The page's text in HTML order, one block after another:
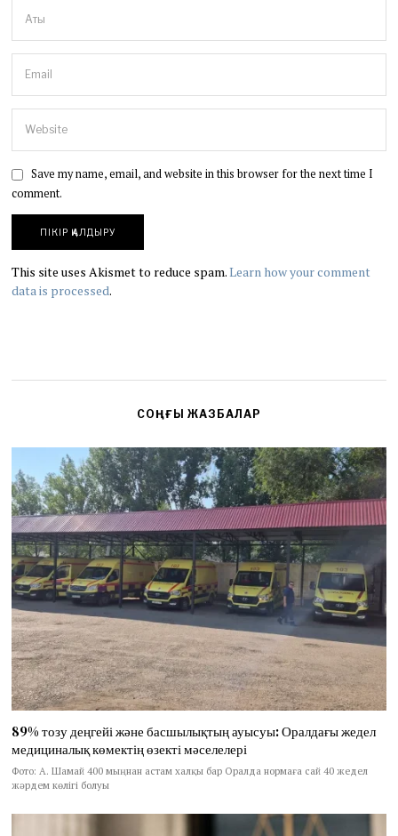
Save my name, email, and website in this browser for the next time I
comment.
This site uses Akismet to reduce spam.Learn how your comment
data is processed.
СОҢҒЫ ЖАЗБАЛАР
89% тозу деңгейі және басшылықтың ауысуы: Оралдағы жедел
медициналық көмектің өзекті мәселелері
Фото: А. Шамай 400 мыңнан астам халқы бар Оралда нормаға сай 40 жедел
жәрдем көлігі болуы